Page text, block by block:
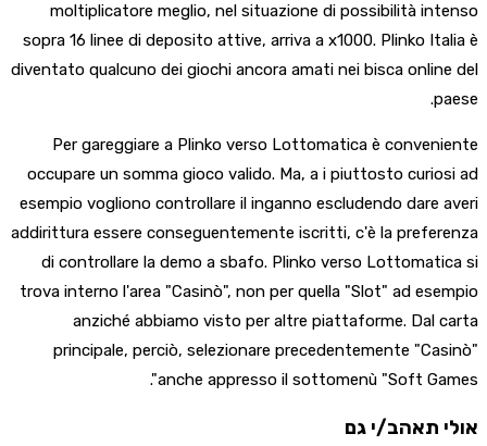
moltiplicatore meglio, nel situazione di possibilità intenso
sopra 16 linee di deposito attive, arriva a x1000. Plinko Italia è
diventato qualcuno dei giochi ancora amati nei bisca online del
paese.
Per gareggiare a Plinko verso Lottomatica è conveniente
occupare un somma gioco valido. Ma, a i piuttosto curiosi ad
esempio vogliono controllare il inganno escludendo dare averi
addirittura essere conseguentemente iscritti, c'è la preferenza
di controllare la demo a sbafo. Plinko verso Lottomatica si
trova interno l'area "Casinò", non per quella "Slot" ad esempio
anziché abbiamo visto per altre piattaforme. Dal carta
principale, perciò, selezionare precedentemente "Casinò"
anche appresso il sottomenù "Soft Games".
אולי תאהב/י גם